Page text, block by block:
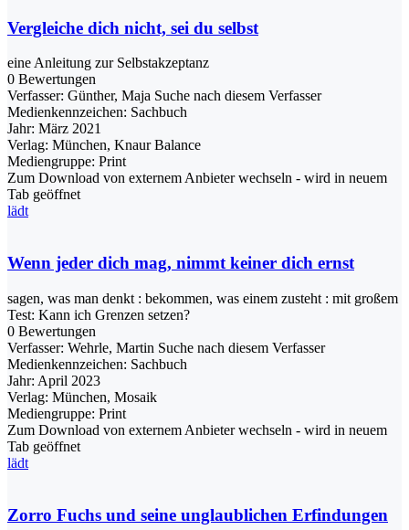
Vergleiche dich nicht, sei du selbst
eine Anleitung zur Selbstakzeptanz
0 Bewertungen
Verfasser: Günther, Maja Suche nach diesem Verfasser
Medienkennzeichen: Sachbuch
Jahr: März 2021
Verlag: München, Knaur Balance
Mediengruppe: Print
Zum Download von externem Anbieter wechseln - wird in neuem
Tab geöffnet
lädt
Wenn jeder dich mag, nimmt keiner dich ernst
sagen, was man denkt : bekommen, was einem zusteht : mit großem
Test: Kann ich Grenzen setzen?
0 Bewertungen
Verfasser: Wehrle, Martin Suche nach diesem Verfasser
Medienkennzeichen: Sachbuch
Jahr: April 2023
Verlag: München, Mosaik
Mediengruppe: Print
Zum Download von externem Anbieter wechseln - wird in neuem
Tab geöffnet
lädt
Zorro Fuchs und seine unglaublichen Erfindungen